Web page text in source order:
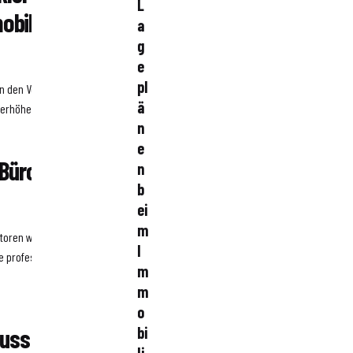
in Krems
Verkaufsprozess
wie Lage, Größe,
Bewertung
ich beim
L
a
g
e
pl
ä
n
e
n
b
ei
m
I
m
m
o
bi